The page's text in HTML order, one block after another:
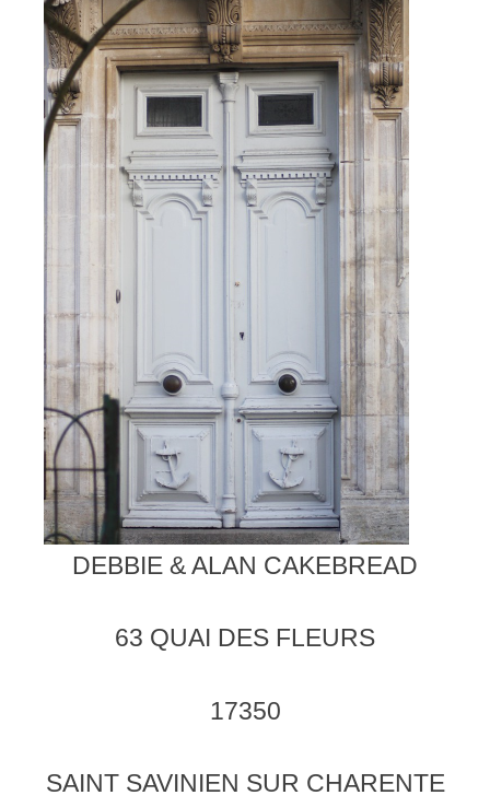
DEBBIE & ALAN CAKEBREAD
63 QUAI DES FLEURS
17350
SAINT SAVINIEN SUR CHARENTE